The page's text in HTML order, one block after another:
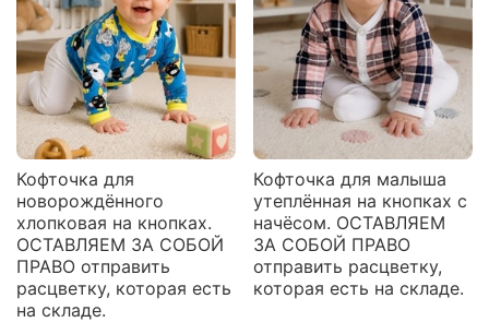
Кофточка для
новорождённого
хлопковая на кнопках.
ОСТАВЛЯЕМ ЗА СОБОЙ
ПРАВО отправить
расцветку, которая есть
на складе.
Кофточка для малыша
утеплённая на кнопках с
начёсом. ОСТАВЛЯЕМ
ЗА СОБОЙ ПРАВО
отправить расцветку,
которая есть на складе.